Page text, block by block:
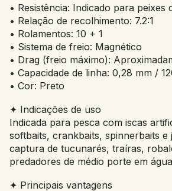
• Resistência: Indicado para peixes
• Relação de recolhimento: 7.2:1
• Rolamentos: 10 + 1
• Sistema de freio: Magnético
• Drag (freio máximo):
• Capacidade de linha: 0,28 mm /
• Cor: Preto
✦ Indicações de uso
Indicada para pesca com iscas
softbaits, crankbaits, spinnerbaits e
captura de tucunarés, traíras,
predadores de médio porte em
✦ Principais vantagens